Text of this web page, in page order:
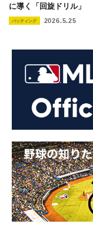
に導く「回旋ドリル」
バッティング 2026.5.25